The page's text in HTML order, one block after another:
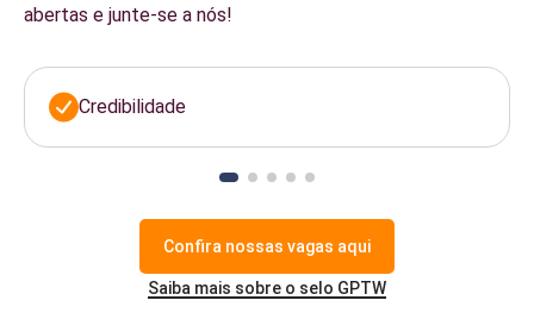
abertas e junte-se a nós!
Credibilidade
Confira nossas vagas aqui
Saiba mais sobre o selo GPTW